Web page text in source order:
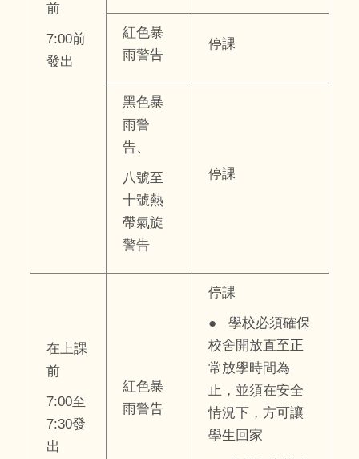
前
7:00前
發出
紅色暴
雨警告
停課
黑色暴
雨警
告、
八號至
十號熱
帶氣旋
警告
停課
在上課
前
7:00至
7:30發
出
紅色暴
雨警告
停課
● 學校必須確保
校舍開放直至正
常放學時間為
止，並須在安全
情況下，方可讓
學生回家